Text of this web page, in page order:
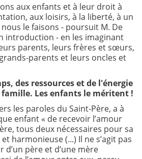
aux enfants et à leur droit à
aux loisirs, à la liberté, à un
le faisons - poursuit M. De
introduction - en les imaginant
parents, leurs frères et sœurs,
parents et leurs oncles et
des ressources et de l'énergie
Les enfants le méritent !
les paroles du Saint-Père, a à
enfant « de recevoir l’amour
tous deux nécessaires pour sa
harmonieuse (...) Il ne s’agit pas
d’un père et d’une mère